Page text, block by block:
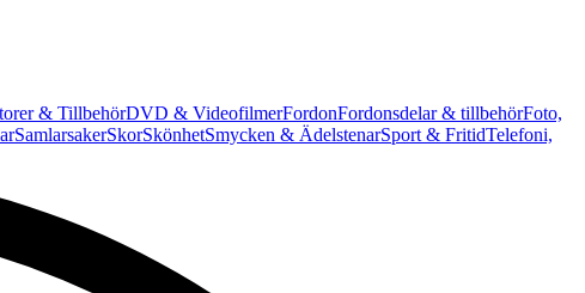
& TillbehörDVD & VideofilmerFordonFordonsdelar & tillbehörFoto,
SamlarsakerSkorSkönhetSmycken & ÄdelstenarSport & FritidTelefoni,